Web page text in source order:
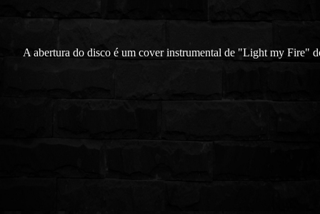
A abertura do disco é um cover instrumental de "Light my Fire"